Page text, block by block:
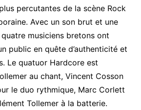
percutantes de la scène Rock
Avec un son brut et une
musiciens bretons ont
public en quête d’authenticité et
Le quatuor Hardcore est
au chant, Vincent Cosson
le duo rythmique, Marc Corlett
Tollemer à la batterie.